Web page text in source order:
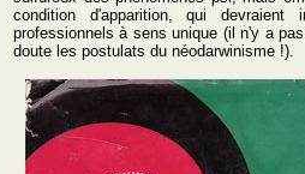
condition d'apparition, qui devraient
professionnels à sens unique (il n'y a
doute les postulats du néodarwinisme !).